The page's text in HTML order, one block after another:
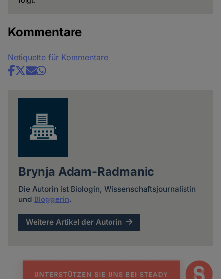
Kommentare
Netiquette für Kommentare
Share
Brynja Adam-Radmanic
Die Autorin ist Biologin, Wissenschaftsjournalistin
und Bloggerin.
Weitere Artikel der Autorin